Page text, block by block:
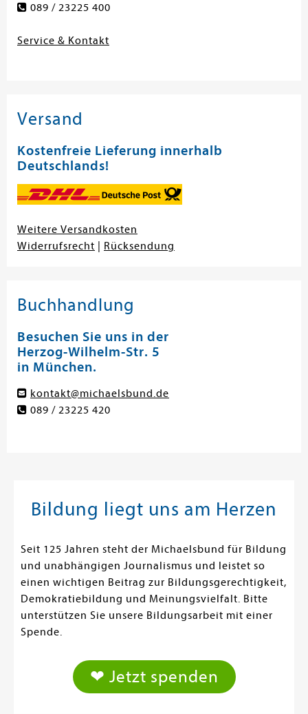
089 / 23225 400
Service & Kontakt
Versand
Kostenfreie Lieferung innerhalb
Deutschlands!
Weitere Versandkosten
Widerrufsrecht
Rücksendung
Buchhandlung
Besuchen Sie uns in der
Herzog-Wilhelm-Str. 5
in München.
kontakt@michaelsbund.de
089 / 23225 420
Bildung liegt uns am Herzen
Seit 125 Jahren steht der Michaelsbund für Bildung
und unabhängigen Journalismus und leistet so
einen wichtigen Beitrag zur Bildungsgerechtigkeit,
Demokratiebildung und Meinungsvielfalt. Bitte
unterstützen Sie unsere Bildungsarbeit mit einer
Spende.
❤ Jetzt spenden